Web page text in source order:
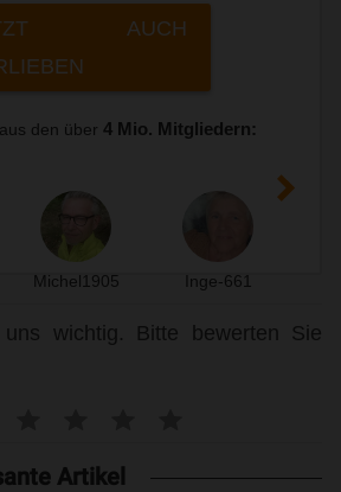
AUCH
den über 4 Mio. Mitgliedern:
Michel1905 Inge-661
wichtig. Bitte bewerten Sie
Artikel